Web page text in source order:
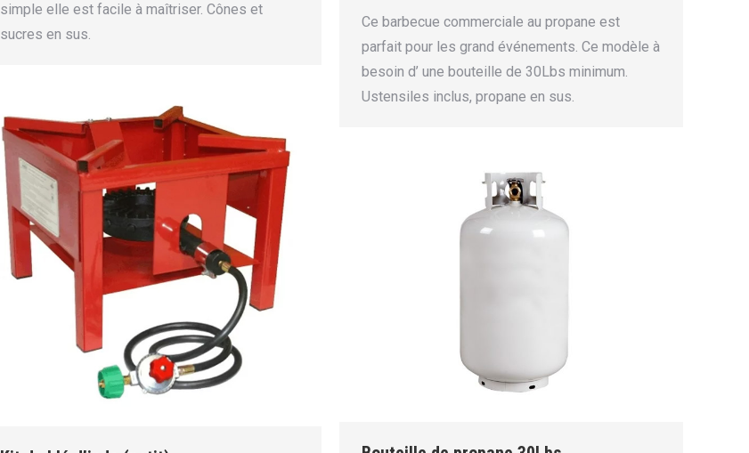
simple elle est facile à maîtriser. Cônes et
sucres en sus.
Ce barbecue commerciale au propane est
parfait pour les grand événements. Ce modèle à
besoin d’ une bouteille de 30Lbs minimum.
Ustensiles inclus, propane en sus.